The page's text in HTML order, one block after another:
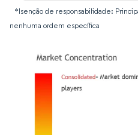
*Isenção de responsabilidade:
nenhuma ordem específica